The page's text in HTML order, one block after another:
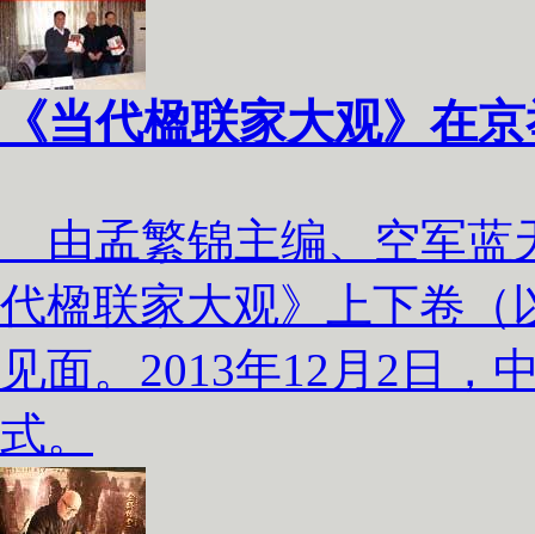
《当代楹联家大观》在
由孟繁锦主编、空军蓝
代楹联家大观》上下卷（
见面。2013年12月2日，
式。